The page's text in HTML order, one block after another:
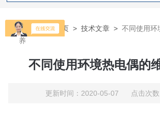
当前位置：首页 >技术文章 >不同使用环
养
不同使用环境热电偶的
更新时间：2020-05-07 点击次数